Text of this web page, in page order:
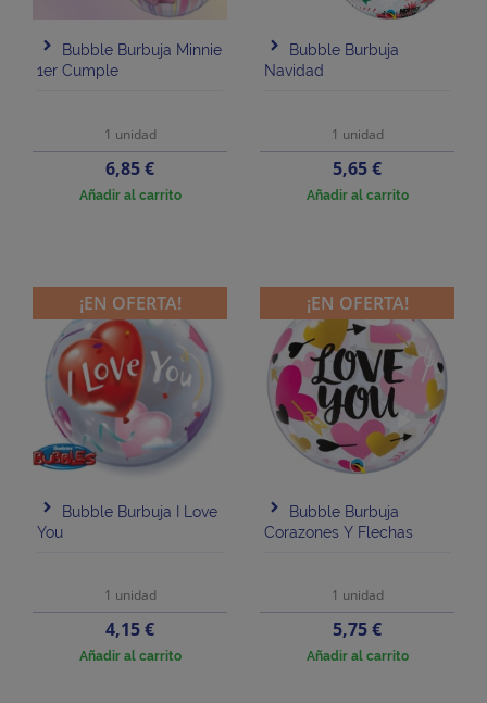
Bubble Burbuja Minnie
1er Cumple
1 unidad
Precio
6,85 €
Añadir al carrito
Bubble Burbuja
Navidad
1 unidad
Precio
5,65 €
Añadir al carrito
Bubble Burbuja I Love
You
1 unidad
Precio
4,15 €
Añadir al carrito
¡EN OFERTA!
Bubble Burbuja
Corazones Y Flechas
1 unidad
Precio
5,75 €
Añadir al carrito
¡EN OFERTA!